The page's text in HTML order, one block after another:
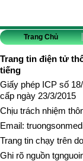
Trang Chủ
Trang tin điện tử
tiếng
Giấy phép ICP số
cấp ngày 23/3/2015
Chịu trách nhiệm
Email:
Trang tin chạy trên
Ghi rõ nguồn